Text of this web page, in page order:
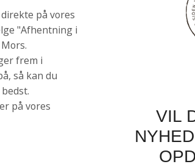
på vores
"Afhentning i
frem i
så kan du
på vores
VIL